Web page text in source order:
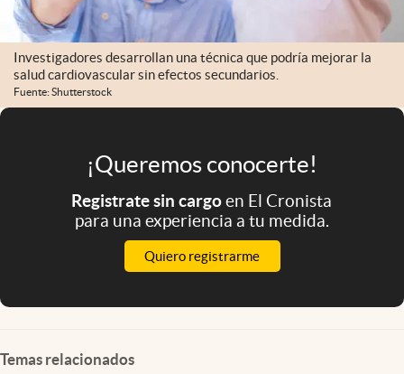
abre en nueva pestaña
Argentina
Investigadores desarrollan una técnica que podría mejorar la
salud cardiovascular sin efectos secundarios.
Fuente: Shutterstock
¡Queremos conocerte!
Registrate sin cargoen El Cronista
para una experiencia a tu medida.
Quiero registrarme
Temas relacionados